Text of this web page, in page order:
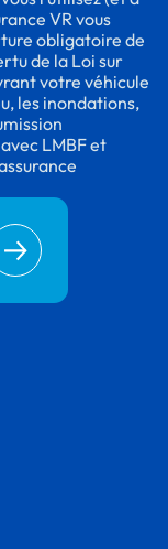
VR vous
obligatoire de
de la Loi sur
votre véhicule
les inondations,
LMBF et